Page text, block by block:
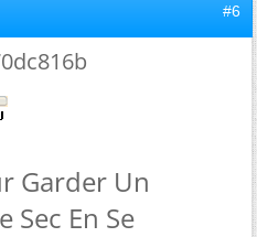
#6
Garder Un
Sec En Se